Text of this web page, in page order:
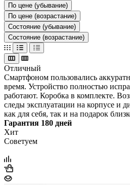
По цене (убывание)
По цене (возрастание)
Состояние (убывание)
Состояние (возрастание)
Отличный
Смартфоном пользовались
время. Устройство полностью
работают. Коробка в комплекте.
следы эксплуатации на корпусе и
как для себя, так и на подарок
Гарантия 180 дней
Хит
Советуем